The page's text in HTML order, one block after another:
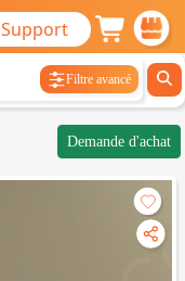
Support
Filtre avancé
Demande d'achat